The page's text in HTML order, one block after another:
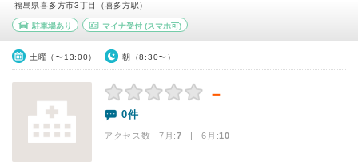
福島県喜多方市3丁目（喜多方駅）
駐車場あり マイナ受付(スマホ可)
土曜（〜13:00） 朝（8:30〜）
－
0件
アクセス数 7月:7 | 6月:10